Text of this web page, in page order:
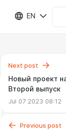
EN
Next post
Новый проект
Второй выпуск
Jul 07 2023 08:12
Previous post